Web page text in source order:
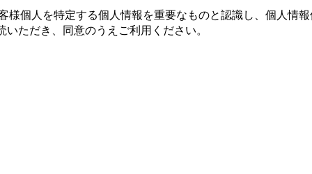
個人を特定する個人情報を重要なものと認識し、個人情
いただき、同意のうえご利用ください。